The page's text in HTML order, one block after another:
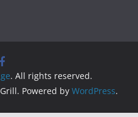
. All rights reserved.
Powered by WordPress.